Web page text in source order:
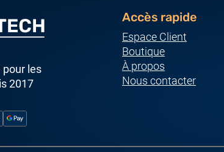
pour les
2017
Accès rapide
Espace Client
Boutique
À propos
Nous contacter